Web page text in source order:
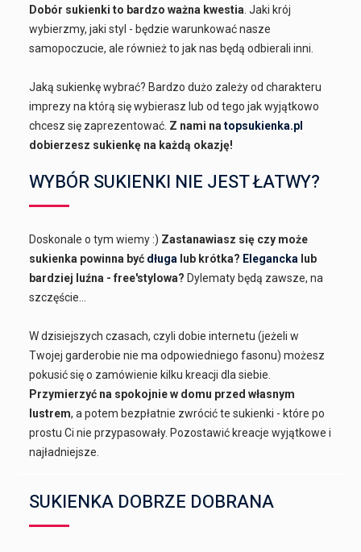
Dobór sukienki to bardzo ważna kwestia . Jaki krój
wybierzmy, jaki styl - będzie warunkować nasze
samopoczucie, ale również to jak nas będą odbierali inni.
Jaką sukienkę wybrać? Bardzo dużo zależy od charakteru
imprezy na którą się wybierasz lub od tego jak wyjątkowo
chcesz się zaprezentować. Z nami natopsukienka.pl
dobierzesz sukienkę na każdą okazję!
WYBÓR SUKIENKI NIE JEST ŁATWY?
Doskonale o tym wiemy :) Zastanawiasz się czy może
sukienka powinna być długa lub krótka? Elegancka lub
bardziej luźna - free'stylowa? Dylematy będą zawsze, na
szczęście...
W dzisiejszych czasach, czyli dobie internetu (jeżeli w
Twojej garderobie nie ma odpowiedniego fasonu) możesz
pokusić się o zamówienie kilku kreacji dla siebie.
Przymierzyć na spokojnie w domu przed własnym
lustrem, a potem bezpłatnie zwrócić te sukienki - które po
prostu Ci nie przypasowały. Pozostawić kreacje wyjątkowe i
najładniejsze.
SUKIENKA DOBRZE DOBRANA